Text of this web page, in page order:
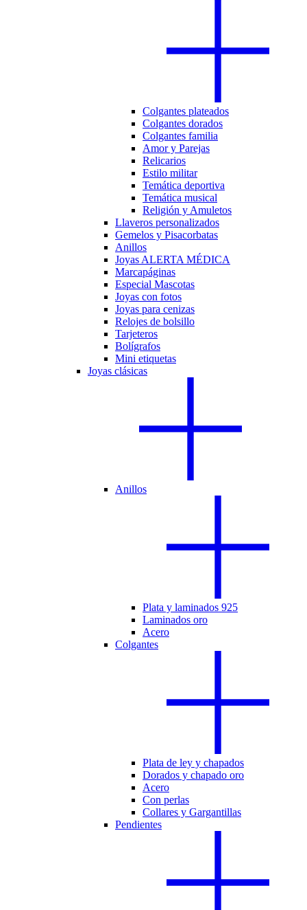
Colgantes plateados
Colgantes dorados
Colgantes familia
Amor y Parejas
Relicarios
Estilo militar
Temática deportiva
Temática musical
Religión y Amuletos
Llaveros personalizados
Gemelos y Pisacorbatas
Anillos
Joyas ALERTA MÉDICA
Marcapáginas
Especial Mascotas
Joyas con fotos
Joyas para cenizas
Relojes de bolsillo
Tarjeteros
Bolígrafos
Mini etiquetas
Joyas clásicas
Anillos
Plata y laminados 925
Laminados oro
Acero
Colgantes
Plata de ley y chapados
Dorados y chapado oro
Acero
Con perlas
Collares y Gargantillas
Pendientes